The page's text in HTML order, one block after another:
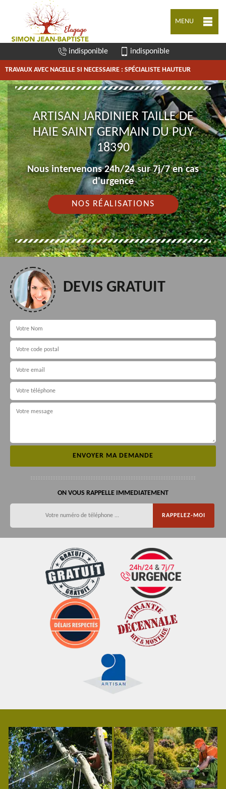
MENU
indisponible indisponible
TRAVAUX AVEC NACELLE SI NECESSAIRE : SPÉCIALISTE HAUTEUR
ARTISAN JARDINIER TAILLE DE
HAIE SAINT GERMAIN DU PUY
18390
Nous intervenons 24h/24 sur 7j/7 en cas
d'urgence
NOS RÉALISATIONS
DEVIS GRATUIT
ON VOUS RAPPELLE IMMEDIATEMENT